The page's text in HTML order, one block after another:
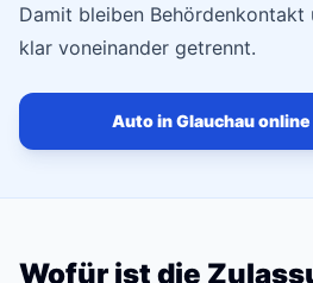
Damit bleiben Behördenkontakt
klar voneinander getrennt.
Auto in Glauchau
Wofür ist die